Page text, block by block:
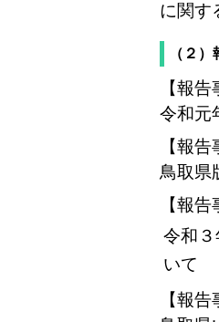
に関す
（２
【報
令和元
【報
鳥取県
【報
令和
いて
【報